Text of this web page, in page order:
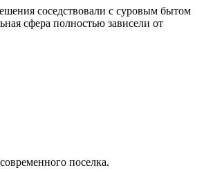
соседствовали с суровым бытом
сфера полностью зависели от
поселка.